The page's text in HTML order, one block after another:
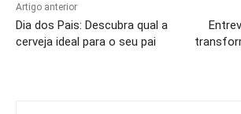
Artigo anterior
Dia dos Pais: Descubra qual a
cerveja ideal para o seu pai